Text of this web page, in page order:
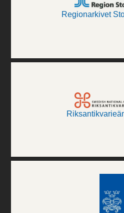
Regionarkivet